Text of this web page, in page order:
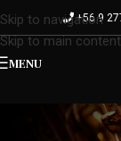
Skip to navigation
Skip to main content
+56 9
MENU